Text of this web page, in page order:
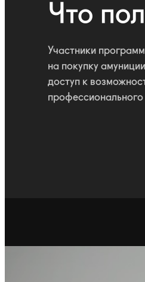
Что
Участники
на покупку
доступ к